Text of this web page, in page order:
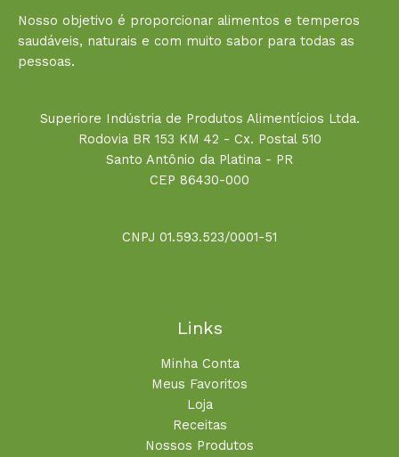
Nosso objetivo é proporcionar alimentos e temperos
saudáveis, naturais e com muito sabor para todas as
pessoas.
Superiore Indústria de Produtos Alimentícios Ltda.
Rodovia BR 153 KM 42 - Cx. Postal 510
Santo Antônio da Platina - PR
CEP 86430-000
CNPJ 01.593.523/0001-51
Links
Minha Conta
Meus Favoritos
Loja
Receitas
Nossos Produtos